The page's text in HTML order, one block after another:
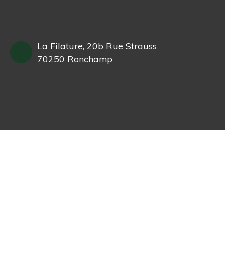
La Filature, 20b Rue Strauss
70250 Ronchamp